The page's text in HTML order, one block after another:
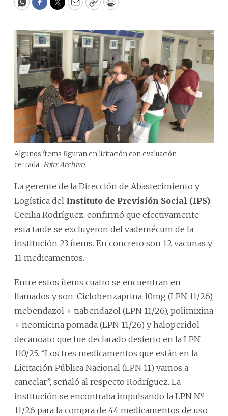
WhatsApp
Facebook
Twitter
EmailCopyPrint
Algunos ítems figuran en licitación con evaluación
cerrada. Foto: Archivo.
La gerente de la Dirección de Abastecimiento y
Logística del Instituto de Previsión Social (IPS),
Cecilia Rodríguez, confirmó que efectivamente
esta tarde se excluyeron del vademécum de la
institución 23 ítems. En concreto son 12 vacunas y
11 medicamentos.
Entre estos ítems cuatro se encuentran en
llamados y son: Ciclobenzaprina 10mg (LPN 11/26),
mebendazol + tiabendazol (LPN 11/26), polimixina
+ neomicina pomada (LPN 11/26) y haloperidol
decanoato que fue declarado desierto en la LPN
110/25. “Los tres medicamentos que están en la
Licitación Pública Nacional (LPN 11) vamos a
cancelar”, señaló al respecto Rodríguez. La
institución se encontraba impulsando la LPN Nº
11/26 para la compra de 44 medicamentos de uso